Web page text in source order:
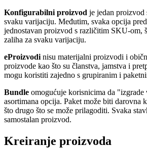
Konfigurabilni proizvod je jedan proizvod
svaku varijaciju. Međutim, svaka opcija
jednostavan proizvod s različitim SKU-om,
zaliha za svaku varijaciju.
eProizvodi nisu materijalni proizvodi i
proizvode kao što su članstva, jamstva i
mogu koristiti zajedno s grupiranim i
Bundle omogućuje korisnicima da
asortimana opcija. Paket može biti darovna
što drugo što se može prilagoditi. Svaka
samostalan proizvod.
Kreiranje proizvoda